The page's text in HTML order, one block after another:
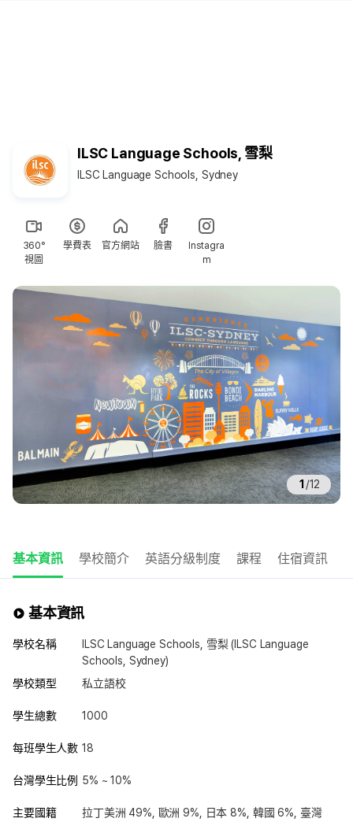
ILSC Language Schools, 雪梨
ILSC Language Schools, Sydney
360°
視圖
學費表 官方網站 臉書
Instagra
m
1 /12
基本資訊 學校簡介 英語分級制度 課程 住宿資訊
基本資訊
學校名稱
ILSC Language Schools, 雪梨 (ILSC Language
Schools, Sydney)
學校類型
私立語校
學生總數 1000
每班學生人數 18
台灣學生比例 5% ~ 10%
主要國籍
拉丁美洲 49%, 歐洲 9%, 日本 8%, 韓國 6%, 臺灣